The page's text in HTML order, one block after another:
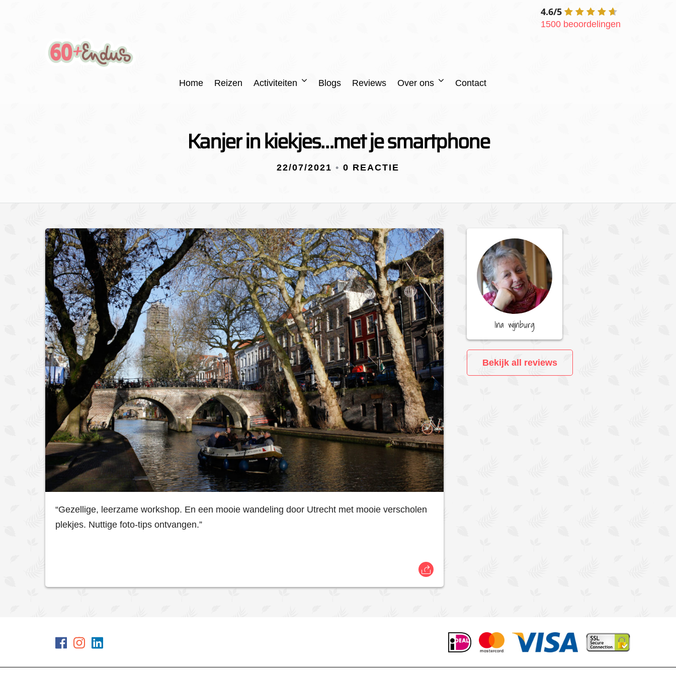
4.6/5
1500 beoordelingen
Home Reizen Activiteiten Blogs Reviews Over ons Contact
Kanjer in kiekjes…met je smartphone
22/07/2021 • 0 REACTIE
“Gezellige, leerzame workshop. En een mooie wandeling door Utrecht met mooie verscholen
plekjes. Nuttige foto-tips ontvangen.”
Ina wijnburg
Bekijk all reviews